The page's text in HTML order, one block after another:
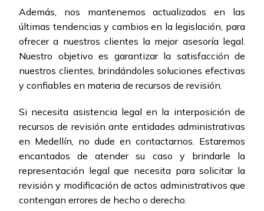
Además, nos mantenemos actualizados en las
últimas tendencias y cambios en la legislación, para
ofrecer a nuestros clientes la mejor asesoría legal.
Nuestro objetivo es garantizar la satisfacción de
nuestros clientes, brindándoles soluciones efectivas
y confiables en materia de recursos de revisión.
Si necesita asistencia legal en la interposición de
recursos de revisión ante entidades administrativas
en Medellín, no dude en contactarnos. Estaremos
encantados de atender su caso y brindarle la
representación legal que necesita para solicitar la
revisión y modificación de actos administrativos que
contengan errores de hecho o derecho.